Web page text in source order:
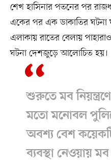
শেখ হাসিনার পতনের পর
একের পর এক ডাকাতির ঘটনা
এলাকায় রাতের বেলায়
ঘটনা দেশজুড়ে আলোচিত হয়।
শুরুতে মব
মতো মনোবল
অবশ্য বেশ
ব্যবস্থা নেওয়ায়